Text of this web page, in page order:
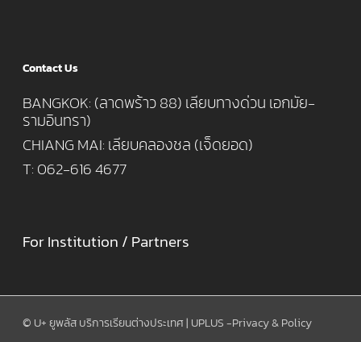
Contact Us
BANGKOK: (ลาดพร้าว 88) เลียบทางด่วน เอกมัย-
รามอินทรา)
CHIANG MAI: เลียบคลองชล (เจ็ดยอด)
T: 062-616 4677
For Institution / Partners
© U+ ยูพลัส บริการเรียนต่างประเทศ | UPLUS -Privacy & Policy